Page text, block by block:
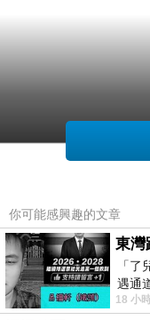
你可能感興趣的文章
東灣
「
遇通
細賞
18 小